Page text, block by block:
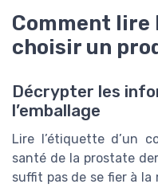
Comment
choisir un
Décrypter les
l’emballage
Lire l’étiquette d’un
santé de la prostate
suffit pas de se fier à